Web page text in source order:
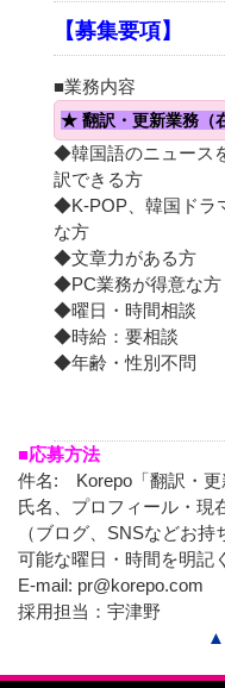
【募集要項】
■業務内容
★ 翻訳・更新業務（
◆韓国語のニュース
訳できる方
◆K-POP、韓国ドラ
な方
◆文章力がある方
◆PC業務が得意な方
◆曜日・時間相談
◆時給：要相談
◆年齢・性別不問
■応募方法
件名: Korepo「翻訳・更
氏名、プロフィール・現
（ブログ、SNSなどお持
可能な曜日・時間を明記
E-mail: pr@korepo.com
採用担当：宇津野
▲